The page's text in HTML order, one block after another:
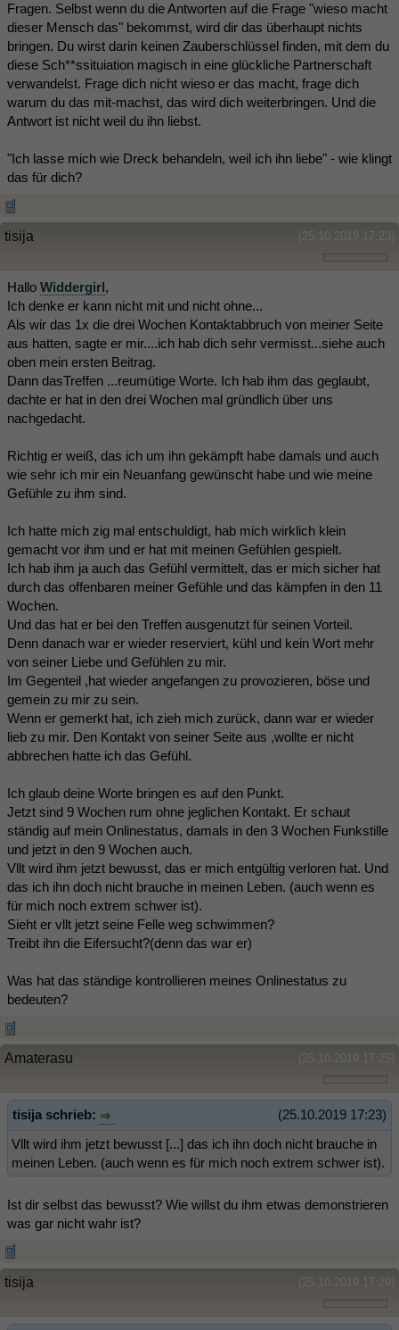
Fragen. Selbst wenn du die Antworten auf die Frage "wieso macht
dieser Mensch das" bekommst, wird dir das überhaupt nichts
bringen. Du wirst darin keinen Zauberschlüssel finden, mit dem du
diese Sch**ssituiation magisch in eine glückliche Partnerschaft
verwandelst. Frage dich nicht wieso er das macht, frage dich
warum du das mit-machst, das wird dich weiterbringen. Und die
Antwort ist nicht weil du ihn liebst.
"Ich lasse mich wie Dreck behandeln, weil ich ihn liebe" - wie klingt
das für dich?
(25.10.2019 17:23)
tisija
Hallo Widdergirl,
Ich denke er kann nicht mit und nicht ohne...
Als wir das 1x die drei Wochen Kontaktabbruch von meiner Seite
aus hatten, sagte er mir....ich hab dich sehr vermisst...siehe auch
oben mein ersten Beitrag.
Dann dasTreffen ...reumütige Worte. Ich hab ihm das geglaubt,
dachte er hat in den drei Wochen mal gründlich über uns
nachgedacht.
Richtig er weiß, das ich um ihn gekämpft habe damals und auch
wie sehr ich mir ein Neuanfang gewünscht habe und wie meine
Gefühle zu ihm sind.
Ich hatte mich zig mal entschuldigt, hab mich wirklich klein
gemacht vor ihm und er hat mit meinen Gefühlen gespielt.
Ich hab ihm ja auch das Gefühl vermittelt, das er mich sicher hat
durch das offenbaren meiner Gefühle und das kämpfen in den 11
Wochen.
Und das hat er bei den Treffen ausgenutzt für seinen Vorteil.
Denn danach war er wieder reserviert, kühl und kein Wort mehr
von seiner Liebe und Gefühlen zu mir.
Im Gegenteil ,hat wieder angefangen zu provozieren, böse und
gemein zu mir zu sein.
Wenn er gemerkt hat, ich zieh mich zurück, dann war er wieder
lieb zu mir. Den Kontakt von seiner Seite aus ,wollte er nicht
abbrechen hatte ich das Gefühl.
Ich glaub deine Worte bringen es auf den Punkt.
Jetzt sind 9 Wochen rum ohne jeglichen Kontakt. Er schaut
ständig auf mein Onlinestatus, damals in den 3 Wochen Funkstille
und jetzt in den 9 Wochen auch.
Vllt wird ihm jetzt bewusst, das er mich entgültig verloren hat. Und
das ich ihn doch nicht brauche in meinen Leben. (auch wenn es
für mich noch extrem schwer ist).
Sieht er vllt jetzt seine Felle weg schwimmen?
Treibt ihn die Eifersucht?(denn das war er)
Was hat das ständige kontrollieren meines Onlinestatus zu
bedeuten?
(25.10.2019 17:25)
Amaterasu
(25.10.2019 17:23)
tisija schrieb:
Vllt wird ihm jetzt bewusst [...] das ich ihn doch nicht brauche in
meinen Leben. (auch wenn es für mich noch extrem schwer ist).
Ist dir selbst das bewusst? Wie willst du ihm etwas demonstrieren
was gar nicht wahr ist?
(25.10.2019 17:29)
tisija